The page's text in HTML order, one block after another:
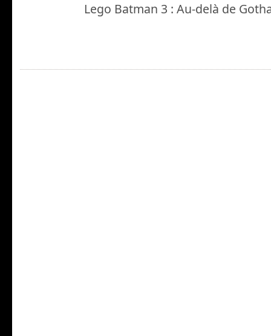
Lego Batman 3 : Au-delà de